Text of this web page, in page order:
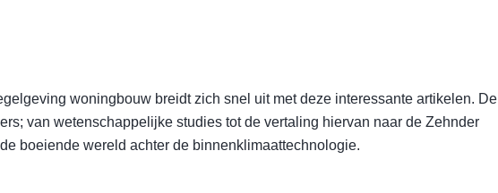
woningbouw breidt zich snel uit met deze interessante artikelen. De
van wetenschappelijke studies tot de vertaling hiervan naar de Zehnder
boeiende wereld achter de binnenklimaattechnologie.